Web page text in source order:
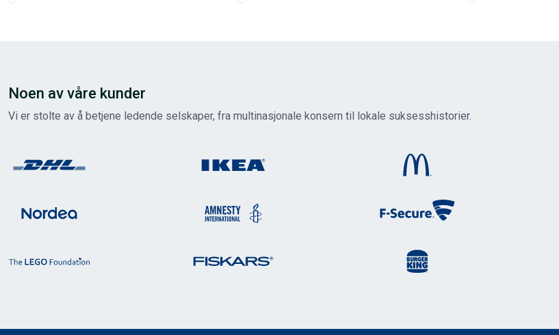
Noen av våre kunder
Vi er stolte av å betjene ledende selskaper, fra multinasjonale konsern til lokale suksesshistorier.